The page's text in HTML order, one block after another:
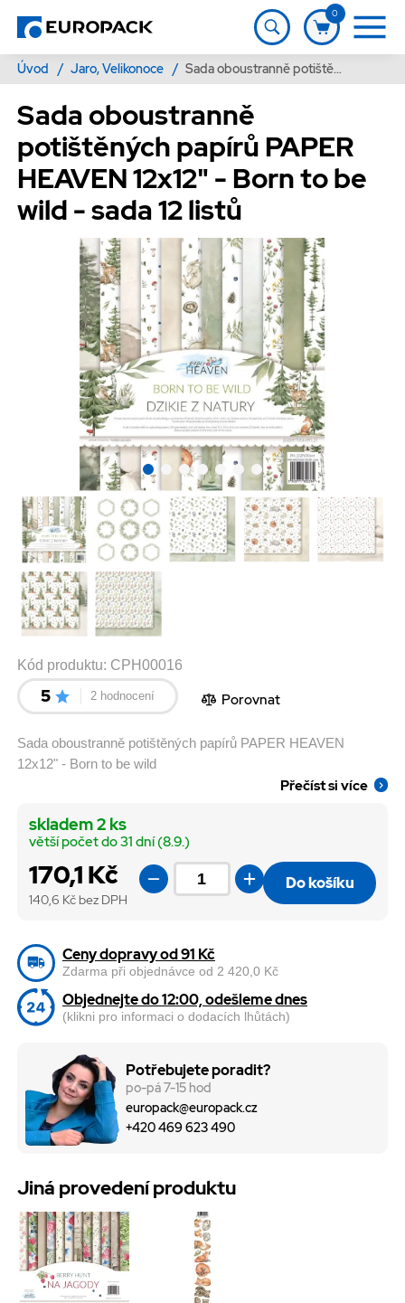
0
Úvod / Jaro, Velikonoce / Sada oboustranně potištěných papírů PAPER HEAVEN 12x12" - Born to be wild - sada 12 listů
Sada oboustranně
potištěných papírů PAPER
HEAVEN 12x12" - Born to be
wild - sada 12 listů
Kód produktu: CPH00016
5 2 hodnocení Porovnat
Sada oboustranně potištěných papírů PAPER HEAVEN
12x12" - Born to be wild
Přečíst si více
170,1 Kč
140,6 Kč bez DPH
skladem 2 ks
větší počet do 31 dní (8.9.)
Do košíku
Ceny dopravy od 91 Kč
Zdarma při objednávce od 2 420,0 Kč
Objednejte do 12:00, odešleme dnes
(klikni pro informaci o dodacích lhůtách)
Potřebujete poradit?
po-pá 7-15 hod
europack@europack.cz
+420 469 623 490
Jiná provedení produktu